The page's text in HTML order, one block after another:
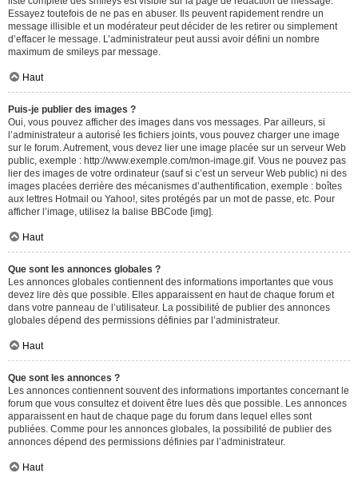
Essayez toutefois de ne pas en abuser. Ils peuvent rapidement rendre un
message illisible et un modérateur peut décider de les retirer ou simplement
d’effacer le message. L’administrateur peut aussi avoir défini un nombre
maximum de smileys par message.
Haut
Puis-je publier des images ?
Oui, vous pouvez afficher des images dans vos messages. Par ailleurs, si
l’administrateur a autorisé les fichiers joints, vous pouvez charger une image
sur le forum. Autrement, vous devez lier une image placée sur un serveur Web
public, exemple : http://www.exemple.com/mon-image.gif. Vous ne pouvez pas
lier des images de votre ordinateur (sauf si c’est un serveur Web public) ni des
images placées derrière des mécanismes d’authentification, exemple : boîtes
aux lettres Hotmail ou Yahoo!, sites protégés par un mot de passe, etc. Pour
afficher l’image, utilisez la balise BBCode [img].
Haut
Que sont les annonces globales ?
Les annonces globales contiennent des informations importantes que vous
devez lire dès que possible. Elles apparaissent en haut de chaque forum et
dans votre panneau de l’utilisateur. La possibilité de publier des annonces
globales dépend des permissions définies par l’administrateur.
Haut
Que sont les annonces ?
Les annonces contiennent souvent des informations importantes concernant le
forum que vous consultez et doivent être lues dès que possible. Les annonces
apparaissent en haut de chaque page du forum dans lequel elles sont
publiées. Comme pour les annonces globales, la possibilité de publier des
annonces dépend des permissions définies par l’administrateur.
Haut